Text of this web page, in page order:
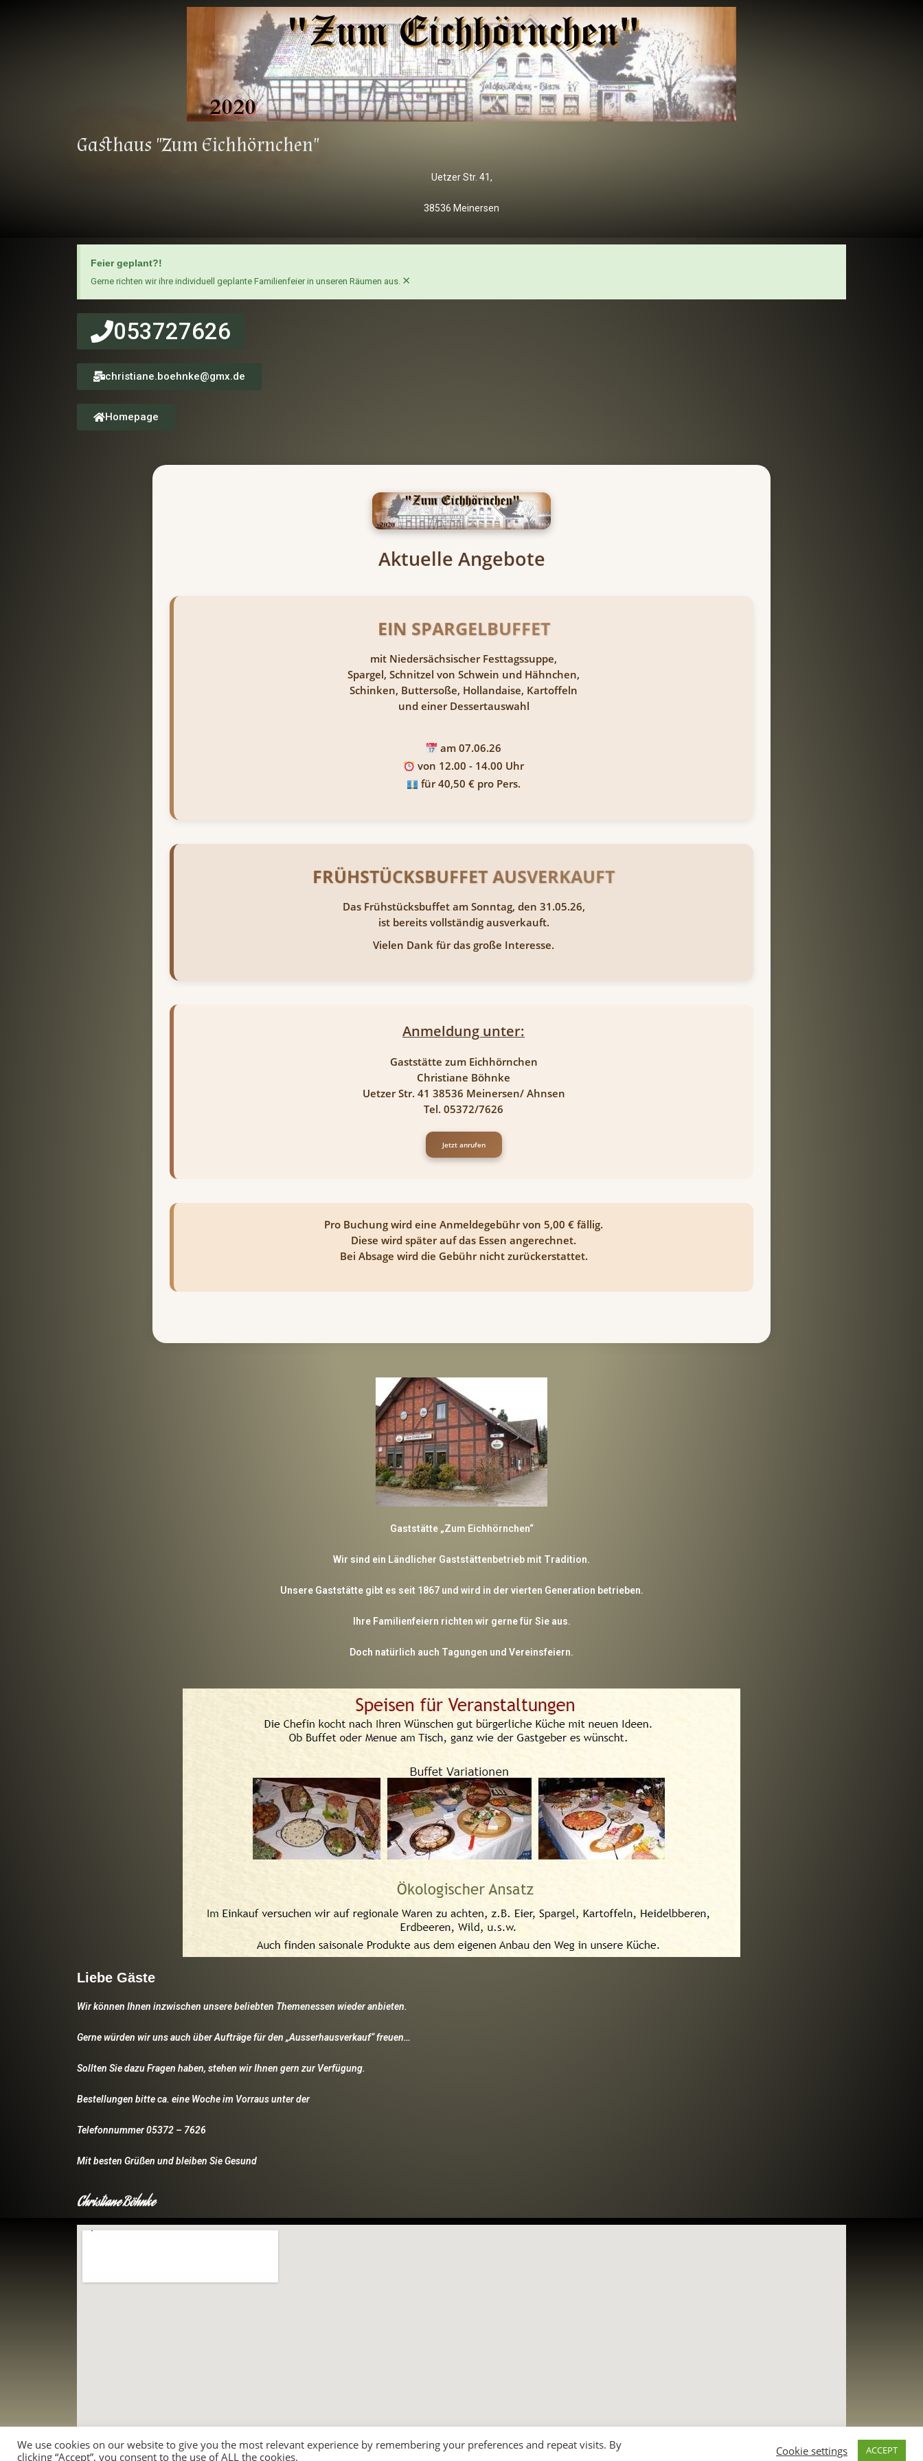
Gasthaus "Zum Eichhörnchen"
Uetzer Str. 41,
38536 Meinersen
Feier geplant?!
Gerne richten wir ihre individuell geplante Familienfeier in unseren Räumen aus. ×
053727626
christiane.boehnke@gmx.de
Homepage
Aktuelle Angebote
EIN SPARGELBUFFET
mit Niedersächsischer Festtagssuppe,
Spargel, Schnitzel von Schwein und Hähnchen,
Schinken, Buttersoße, Hollandaise, Kartoffeln
und einer Dessertauswahl
am 07.06.26
von 12.00 - 14.00 Uhr
für 40,50 € pro Pers.
FRÜHSTÜCKSBUFFET AUSVERKAUFT
Das Frühstücksbuffet am Sonntag, den 31.05.26,
ist bereits vollständig ausverkauft.
Vielen Dank für das große Interesse.
Anmeldung unter:
Gaststätte zum Eichhörnchen
Christiane Böhnke
Uetzer Str. 41 38536 Meinersen/ Ahnsen
Tel. 05372/7626
Jetzt anrufen
Pro Buchung wird eine Anmeldegebühr von 5,00 € fällig.
Diese wird später auf das Essen angerechnet.
Bei Absage wird die Gebühr nicht zurückerstattet.
Gaststätte „Zum Eichhörnchen“
Wir sind ein Ländlicher Gaststättenbetrieb mit Tradition.
Unsere Gaststätte gibt es seit 1867 und wird in der vierten Generation betrieben.
Ihre Familienfeiern richten wir gerne für Sie aus.
Doch natürlich auch Tagungen und Vereinsfeiern.
Liebe Gäste
Wir können Ihnen inzwischen unsere beliebten Themenessen wieder anbieten.
Gerne würden wir uns auch über Aufträge für den „Ausserhausverkauf“ freuen…
Sollten Sie dazu Fragen haben, stehen wir Ihnen gern zur Verfügung.
Bestellungen bitte ca. eine Woche im Vorraus unter der
Telefonnummer 05372 – 7626
Mit besten Grüßen und bleiben Sie Gesund
Christiane Böhnke
Impressum
We use cookies on our website to give you the most relevant experience by remembering your preferences and repeat visits. By
clicking “Accept”, you consent to the use of ALL the cookies.
Cookie settings ACCEPT